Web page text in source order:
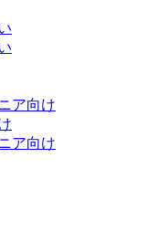
ア向け
ア向け